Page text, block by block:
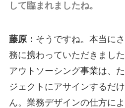
して臨まれましたね。
藤原： そうですね。本当に
務に携わっていただきまし
アウトソーシング事業は、
ジェクトにアサインするだ
ん。業務デザインの仕方に